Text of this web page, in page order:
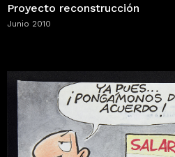
Proyecto reconstrucción
Junio 2010